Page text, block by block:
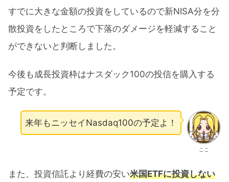
すでに大きな金額の投資をしているので新NISA分を分
散投資をしたところで下落のダメージを軽減すること
ができないと判断しました。
今後も成長投資枠はナスダック100の投信を購入する
予定です。
ここ
来年もニッセイNasdaq100の予定よ！
また、投資信託より経費の安い米国ETFに投資しない